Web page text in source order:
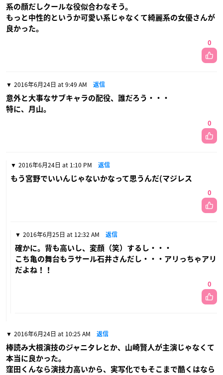
系の顔だしクールな役似合わなそう。
もっと中性的というか可愛い系じゃなくて綺麗系の女優さんが
良かった。
0
2016年6月24日 at 9:49 AM 返信
意外と大事なサブキャラの配役、誰だろう・・・
特に、月山。
0
2016年6月24日 at 1:10 PM 返信
もう宮野でいいんじゃないかなって思うんだ(マジレス
0
2016年6月25日 at 12:32 AM 返信
確かに。背も高いし、変顔（笑）するし・・・
こち亀の舞台もラサール石井さんだし・・・アリっちゃアリ
だよね！！
0
2016年6月24日 at 10:25 AM 返信
棒読み大根演技のジャニタレとか、山崎賢人が主演じゃなくて
本当に良かった。
窪田くんなら演技力高いから、実写化でもそこまで酷くはなら